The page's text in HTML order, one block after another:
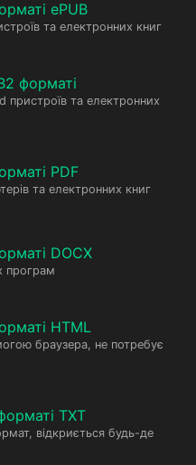
ePUB
та електронних книг
форматі
та електронних
PDF
та електронних книг
DOCX
програм
HTML
браузера, не потребує
TXT
відкриється будь-де